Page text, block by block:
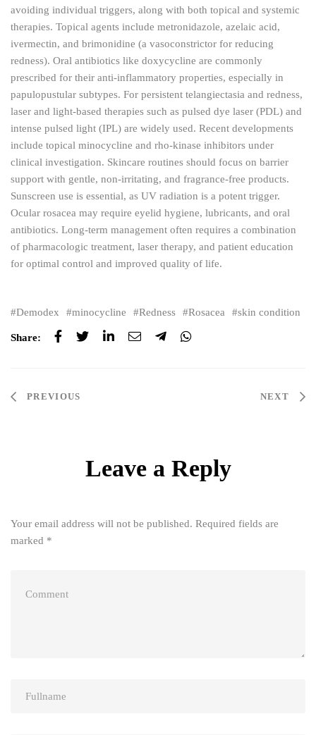
avoiding individual triggers, along with both topical and systemic
therapies. Topical agents include metronidazole, azelaic acid,
ivermectin, and brimonidine (a vasoconstrictor for reducing
redness). Oral antibiotics like doxycycline are commonly
prescribed for their anti-inflammatory properties, especially in
papulopustular subtypes. For persistent telangiectasia and redness,
laser and light-based therapies such as pulsed dye laser (PDL) and
intense pulsed light (IPL) are widely used. Recent developments
include topical minocycline and rho-kinase inhibitors under
clinical investigation. Skincare routines should focus on barrier
support with gentle, non-irritating, and fragrance-free products.
Sunscreen use is essential, as UV radiation is a potent trigger.
Ocular rosacea may require eyelid hygiene, lubricants, and oral
antibiotics. Long-term management often requires a combination
of pharmacologic treatment, laser therapy, and patient education
for optimal control and improved quality of life.
Demodex minocycline Redness Rosacea skin condition
Share:
Post
PREVIOUS NEXT
Leave a Reply
Your email address will not be published. Required fields are
marked *